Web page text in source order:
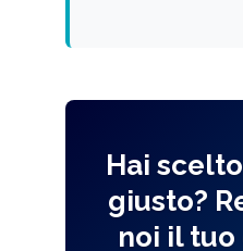
Hai
giusto?
noi il